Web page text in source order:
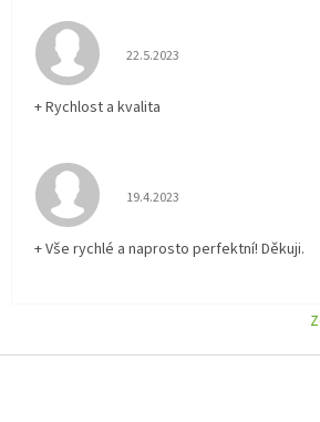
Hodnocení obchodu je 5 z 5
22.5.2023
+ Rychlost a kvalita
Hodnocení obchodu je 5 z 5
19.4.2023
+ Vše rychlé a naprosto perfektní! Děkuji.